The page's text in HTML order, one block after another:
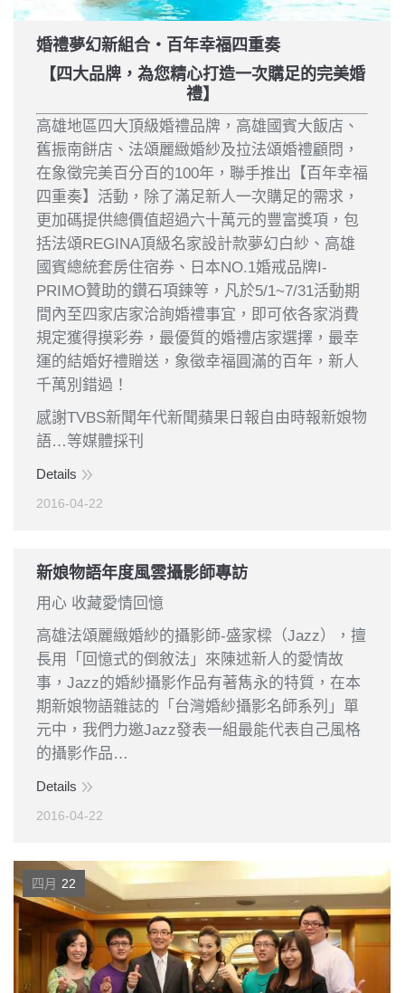
婚禮夢幻新組合‧百年幸福四重奏
【四大品牌，為您精心打造一次購足的完美婚
禮】
高雄地區四大頂級婚禮品牌，高雄國賓大飯店、
舊振南餅店、法頌麗緻婚紗及拉法頌婚禮顧問，
在象徵完美百分百的100年，聯手推出【百年幸福
四重奏】活動，除了滿足新人一次購足的需求，
更加碼提供總價值超過六十萬元的豐富獎項，包
括法頌REGINA頂級名家設計款夢幻白紗、高雄
國賓總統套房住宿券、日本NO.1婚戒品牌I-
PRIMO贊助的鑽石項鍊等，凡於5/1~7/31活動期
間內至四家店家洽詢婚禮事宜，即可依各家消費
規定獲得摸彩券，最優質的婚禮店家選擇，最幸
運的結婚好禮贈送，象徵幸福圓滿的百年，新人
千萬別錯過！
感謝TVBS新聞年代新聞蘋果日報自由時報新娘物
語…等媒體採刊
Details
2016-04-22
新娘物語年度風雲攝影師專訪
用心 收藏愛情回憶
高雄法頌麗緻婚紗的攝影師-盛家樑（Jazz），擅
長用「回憶式的倒敘法」來陳述新人的愛情故
事，Jazz的婚紗攝影作品有著雋永的特質，在本
期新娘物語雜誌的「台灣婚紗攝影名師系列」單
元中，我們力邀Jazz發表一組最能代表自己風格
的攝影作品…
Details
2016-04-22
四月 22